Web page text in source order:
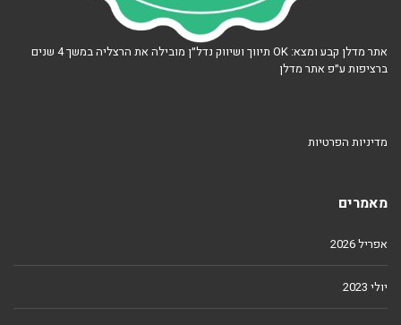
אתר מדלן קבע ומצא: OK תיווך ושיווק נדל״ן מובילה את הרצליה במשך 4 שנים
ברציפות ע״פ אתר מדלן
מדיניות הפרטיות
מאמרים
אפריל 2026
יולי 2023